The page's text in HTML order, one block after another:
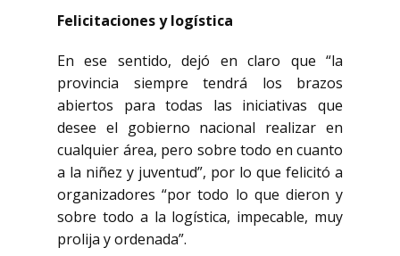
Felicitaciones y logística
En ese sentido, dejó en claro que “la
provincia siempre tendrá los brazos
abiertos para todas las iniciativas que
desee el gobierno nacional realizar en
cualquier área, pero sobre todo en cuanto
a la niñez y juventud”, por lo que felicitó a
organizadores “por todo lo que dieron y
sobre todo a la logística, impecable, muy
prolija y ordenada”.